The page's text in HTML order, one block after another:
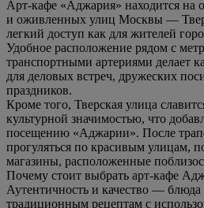
Арт-кафе «Аджария» находится на
и оживленных улиц Москвы —
легкий доступ как для жителей
Удобное расположение рядом с
транспортными артериями делает
для деловых встреч, дружеских
праздников.
Кроме того, Тверская улица
культурной значимостью, что
посещению «Аджарии». После
прогуляться по красивым улицам,
магазины, расположенные
Почему стоит выбрать арт-кафе
Аутентичность и качество — блюда
традиционным рецептам с